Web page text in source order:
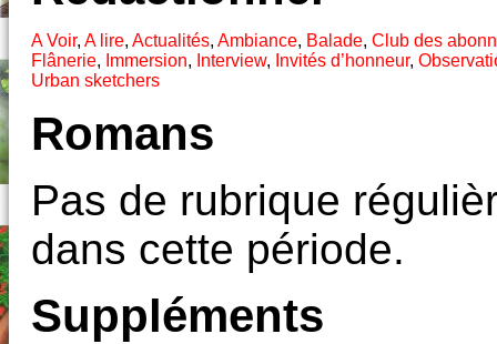
A Voir, A lire, Actualités, Ambiance, Balade, Club des
Flânerie, Immersion, Interview, Invités d’honneur,
Urban sketchers
Romans
Pas de rubrique
dans cette période.
Suppléments